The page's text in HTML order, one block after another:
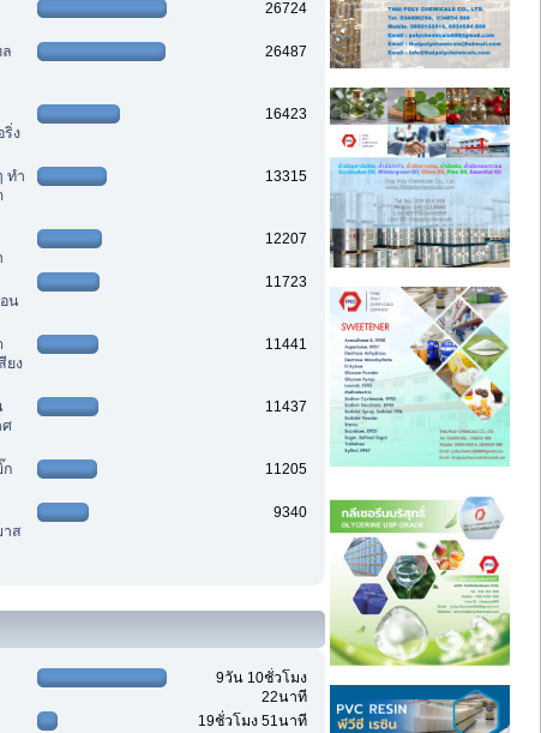
26724
26487
ง
16423
ทำ
13315
12207
น
11723
ยง
11441
ศ
11437
ก
11205
าส
9340
9วัน 10ชั่วโมง
22นาที
19ชั่วโมง 51นาที